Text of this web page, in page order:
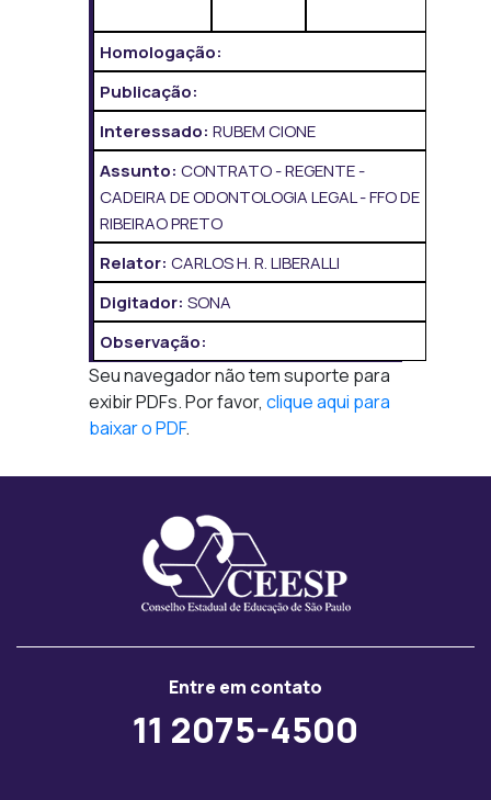
Homologação:
Publicação:
Interessado: RUBEM CIONE
Assunto: CONTRATO - REGENTE -
CADEIRA DE ODONTOLOGIA LEGAL - FFO DE
RIBEIRAO PRETO
Relator: CARLOS H. R. LIBERALLI
Digitador: SONA
Observação:
Seu navegador não tem suporte para
exibir PDFs. Por favor, clique aqui para
baixar o PDF.
Entre em contato
11 2075-4500